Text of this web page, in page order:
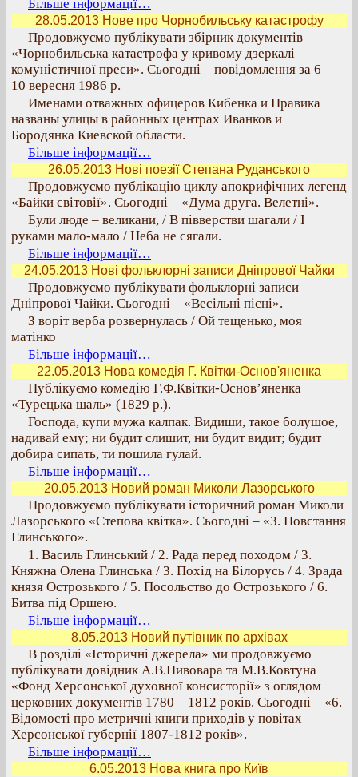
Більше інформації…
28.05.2013 Нове про Чорнобильську катастрофу
Продовжуємо публікувати збірник документів
«Чорнобильська катастрофа у кривому дзеркалі
комуністичної преси». Сьогодні – повідомлення за 6 –
10 вересня 1986 р.
Именами отважных офицеров Кибенка и Правика
названы улицы в районных центрах Иванков и
Бородянка Киевской области.
Більше інформації…
26.05.2013 Нові поезії Степана Руданського
Продовжуємо публікацію циклу апокрифічних легенд
«Байки світовії». Сьогодні – «Дума друга. Велетні».
Були люде – великани, / В півверстви шагали / І
руками мало-мало / Неба не сягали.
Більше інформації…
24.05.2013 Нові фольклорні записи Дніпрової Чайки
Продовжуємо публікувати фольклорні записи
Дніпрової Чайки. Сьогодні – «Весільні пісні».
З воріт верба розвернулась / Ой тещенько, моя
матінко
Більше інформації…
22.05.2013 Нова комедія Г. Квітки-Основ'яненка
Публікуємо комедію Г.Ф.Квітки-Основ’яненка
«Турецька шаль» (1829 р.).
Господа, купи мужа калпак. Видиши, такое болушое,
надивай ему; ни будит слишит, ни будит видит; будит
добира сипать, ти пошила гулай.
Більше інформації…
20.05.2013 Новий роман Миколи Лазорського
Продовжуємо публікувати історичний роман Миколи
Лазорського «Степова квітка». Сьогодні – «3. Повстання
Глинського».
1. Василь Глинський / 2. Рада перед походом / 3.
Княжна Олена Глинська / 3. Похід на Білорусь / 4. Зрада
князя Острозького / 5. Посольство до Острозького / 6.
Битва під Оршею.
Більше інформації…
8.05.2013 Новий путівник по архівах
В розділі «Історичні джерела» ми продовжуємо
публікувати довідник А.В.Пивовара та М.В.Ковтуна
«Фонд Херсонської духовної консисторії» з оглядом
церковних документів 1780 – 1812 років. Сьогодні – «6.
Відомості про метричні книги приходів у повітах
Херсонської губернії 1807-1812 років».
Більше інформації…
6.05.2013 Нова книга про Київ